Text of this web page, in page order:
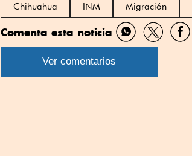
Chihuahua INM Migración
Comenta esta noticia
Compartir
por
por
Ver comentarios